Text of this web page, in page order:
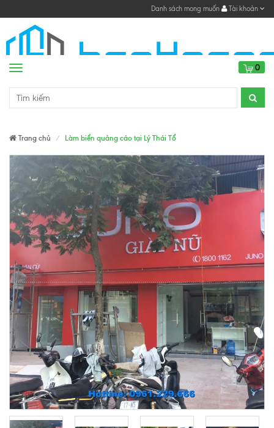
Danh sách mong muốn Tài khoản
Menu 0
Trang chủ Làm biển quảng cáo tại Lý Thái Tổ